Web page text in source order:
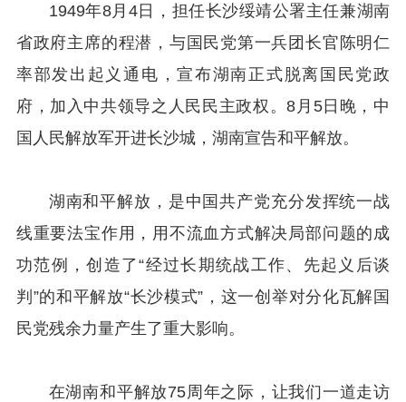
1949年8月4日，担任长沙绥靖公署主任兼湖南
省政府主席的程潜，与国民党第一兵团长官陈明仁
率部发出起义通电，宣布湖南正式脱离国民党政
府，加入中共领导之人民民主政权。8月5日晚，中
国人民解放军开进长沙城，湖南宣告和平解放。
湖南和平解放，是中国共产党充分发挥统一战
线重要法宝作用，用不流血方式解决局部问题的成
功范例，创造了“经过长期统战工作、先起义后谈
判”的和平解放“长沙模式”，这一创举对分化瓦解国
民党残余力量产生了重大影响。
在湖南和平解放75周年之际，让我们一道走访